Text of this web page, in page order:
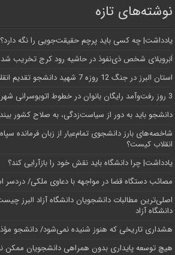
نوشته‌های تازه
یادداشت| ‌چه کسی باید پرچم حقیقت‌جویی را نگه دارد؟
اَبَر‌ویلای شخص ذی‌نفوذ در حاشیه‌ رود کرج تخریب شد
استان البرز در جنگ 12 روزه 7 شهید دانشجو تقدیم انقلاب کرد
3 روز رفت‌وآمد رایگان بانوان در خطوط اتوبوسرانی شهری کرج
دانشجو باید به دور از سیاست‌زدگی، به صلاح کشور
شاخصه‌های بارز دانشجوی تمام‌عیار از زبان فرمانده
انقلاب کیست؟
یادداشت| چرا دانشگاه باید نقش خود را بازآرایی کند؟
مصائب دستگاه قضا در مواجهه با دعاوی ملکی/ دردسر
اصلی‌ترین مطالبات دانشجویان دانشگاه آزاد البرز
دانشگاه آز‌اد
هشداری تاریخی که هنوز شنیده نمی‌شود/ دانشجو
هیچ توسعه پایداری بدون همراهی دانشجویان ممکن